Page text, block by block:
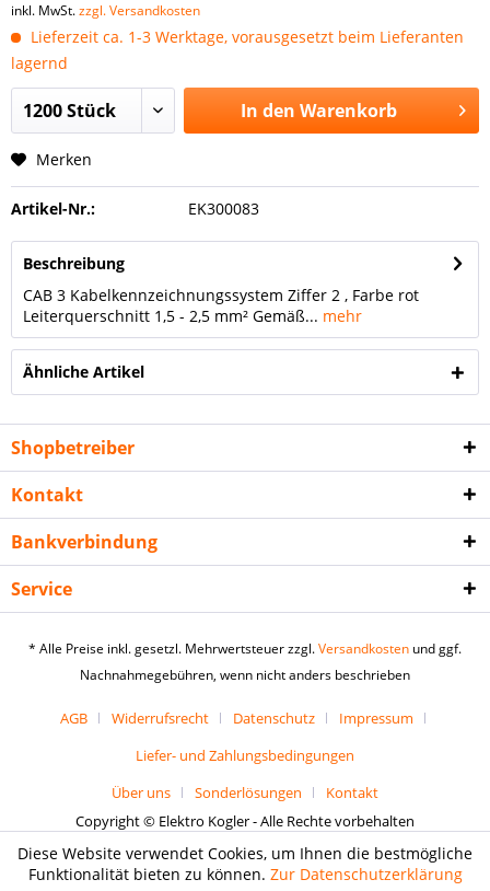
inkl. MwSt.zzgl. Versandkosten
Lieferzeit ca. 1-3 Werktage, vorausgesetzt beim Lieferanten
lagernd
In den Warenkorb
Merken
Artikel-Nr.: EK300083
Beschreibung
CAB 3 Kabelkennzeichnungssystem Ziffer 2 , Farbe rot
Leiterquerschnitt 1,5 - 2,5 mm² Gemäß... mehr
Ähnliche Artikel
Shopbetreiber
Kontakt
Bankverbindung
Service
* Alle Preise inkl. gesetzl. Mehrwertsteuer zzgl.Versandkosten und ggf.
Nachnahmegebühren, wenn nicht anders beschrieben
AGB Widerrufsrecht Datenschutz
Impressum
Liefer- und Zahlungsbedingungen
Über uns
Sonderlösungen
Kontakt
Copyright © Elektro Kogler - Alle Rechte vorbehalten
Diese Website verwendet Cookies, um Ihnen die bestmögliche
Funktionalität bieten zu können. Zur Datenschutzerklärung